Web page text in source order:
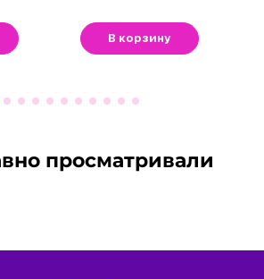
В корзину
просматривали